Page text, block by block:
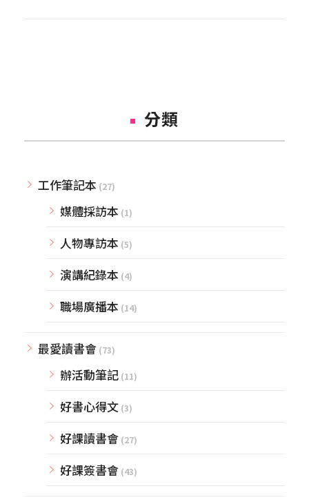
分類
工作筆記本 (27)
媒體採訪本 (1)
人物專訪本 (5)
演講紀錄本 (4)
職場廣播本 (14)
最愛讀書會 (73)
辦活動筆記 (11)
好書心得文 (3)
好課讀書會 (27)
好課簽書會 (43)